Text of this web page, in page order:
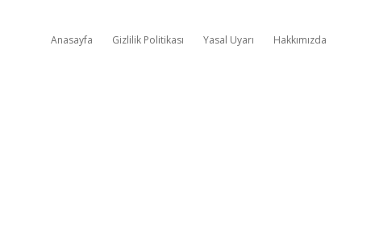
Anasayfa Gizlilik Politikası Yasal Uyarı Hakkımızda